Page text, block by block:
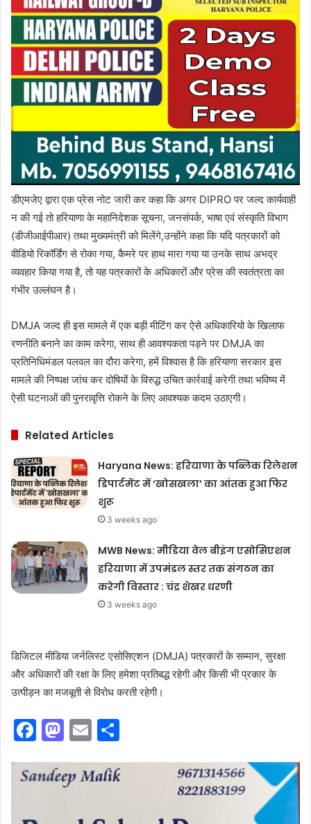
डीएमजेए द्वारा एक प्रेस नोट जारी कर कहा कि अगर DIPRO पर जल्द कार्यवाही
न की गई तो हरियाणा के महानिदेशक सूचना, जनसंपर्क, भाषा एवं संस्कृति विभाग
(डीजीआईपीआर) तथा मुख्यमंत्री को मिलेंगे,उन्होंने कहा कि यदि पत्रकारों को
वीडियो रिकॉर्डिंग से रोका गया, कैमरे पर हाथ मारा गया या उनके साथ अभद्र
व्यवहार किया गया है, तो यह पत्रकारों के अधिकारों और प्रेस की स्वतंत्रता का
गंभीर उल्लंघन है।
DMJA जल्द ही इस मामले में एक बड़ी मीटिंग कर ऐसे अधिकारियो के खिलाफ
रणनीति बनाने का काम करेगा, साथ ही आवश्यकता पड़ने पर DMJA का
प्रतिनिधिमंडल पलवल का दौरा करेगा, हमें विश्वास है कि हरियाणा सरकार इस
मामले की निष्पक्ष जांच कर दोषियों के विरुद्ध उचित कार्रवाई करेगी तथा भविष्य में
ऐसी घटनाओं की पुनरावृत्ति रोकने के लिए आवश्यक कदम उठाएगी।
Related Articles
Haryana News: हरियाणा के पब्लिक रिलेशन
डिपार्टमेंट में ‘खोसखला’ का आंतक हुआ फिर
शुरू
3 weeks ago
MWB News: मीडिया वेल बीइंग एसोसिएशन
हरियाणा में उपमंडल स्तर तक संगठन का
करेगी विस्तार : चंद्र शेखर धरणी
3 weeks ago
डिजिटल मीडिया जर्नलिस्ट एसोसिएशन (DMJA) पत्रकारों के सम्मान, सुरक्षा
और अधिकारों की रक्षा के लिए हमेशा प्रतिबद्ध रहेगी और किसी भी प्रकार के
उत्पीड़न का मजबूती से विरोध करती रहेगी।
F
c
M
st
o
E
ai ar